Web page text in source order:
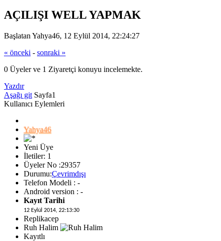
AÇILIŞI WELL YAPMAK
Başlatan Yahya46, 12 Eylül 2014, 22:24:27
« önceki - sonraki »
0 Üyeler ve 1 Ziyaretçi konuyu incelemekte.
Yazdır
Aşağı git Sayfa1
Kullanıcı Eylemleri
Yahya46
Yeni Üye
İletiler: 1
Üyeler No :29357
Durumu:Çevrimdışı
Telefon Modeli : -
Android version : -
Kayıt Tarihi
12 Eylül 2014, 22:13:30
Replikacep
Ruh Halim
Kayıtlı